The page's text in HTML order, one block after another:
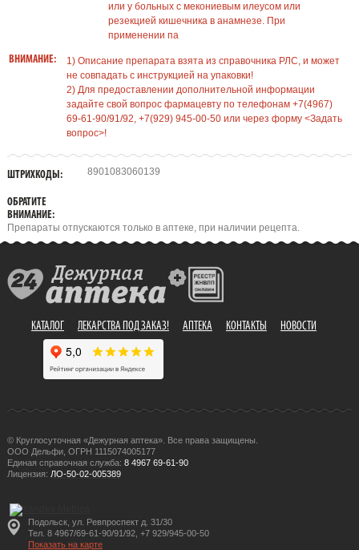
или у больных с мекониевым илеусом или
резекцией кишечника в анамнезе. При
применении па
ВНИМАНИЕ:
1) Описание препарата взята из справочника РЛС, и может
не совпадать с инструкцией на упаковки!
2) Для предоставлении дополнительной информации
задайте свой вопрос фармацевту по телефонам +7(4967)
69-61-90/91/92, +7(929) 945-00-50 или через форму <Задать
вопрос>!
ШТРИХКОДЫ: 8901083060139
ОБРАТИТЕ
ВНИМАНИЕ:
Препараты отпускаются только в аптеке, при наличии рецепта.
КАТАЛОГ ЛЕКАРСТВА ПОД ЗАКАЗ! АПТЕКА КОНТАКТЫ НОВОСТИ
© Круглосуточная «Дежурная аптека». Все права защищены.
ООО Дельфи, ОГРН 1115074005177
Единая справочная служба: 8 4967 69-61-90
Лицензия: ЛО-50-02-005389
Подольск, ул. Ревпроспект д. 31/30
Тел. 8 4967/69-61-90/91/92, +7 929/945-00-50
Показать на карте